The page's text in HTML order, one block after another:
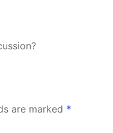
are marked *